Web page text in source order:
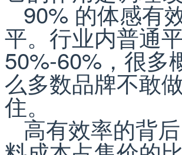
90% 的体感有
平。行业内普通
50%-60%，很多
么多数品牌不敢
住。
高有效率的背